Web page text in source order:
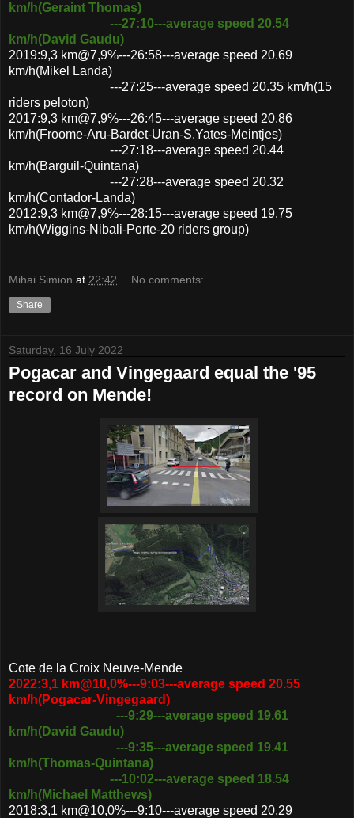
km/h(Geraint Thomas)
---27:10---average speed 20.54
km/h(David Gaudu)
2019:9,3 km@7,9%---26:58---average speed 20.69
km/h(Mikel Landa)
---27:25---average speed 20.35 km/h(15
riders peloton)
2017:9,3 km@7,9%---26:45---average speed 20.86
km/h(Froome-Aru-Bardet-Uran-S.Yates-Meintjes)
---27:18---average speed 20.44
km/h(Barguil-Quintana)
---27:28---average speed 20.32
km/h(Contador-Landa)
2012:9,3 km@7,9%---28:15---average speed 19.75
km/h(Wiggins-Nibali-Porte-20 riders group)
Mihai Simion at 22:42 No comments:
Share
Saturday, 16 July 2022
Pogacar and Vingegaard equal the '95
record on Mende!
Cote de la Croix Neuve-Mende
2022:3,1 km@10,0%---9:03---average speed 20.55
km/h(Pogacar-Vingegaard)
---9:29---average speed 19.61
km/h(David Gaudu)
---9:35---average speed 19.41
km/h(Thomas-Quintana)
---10:02---average speed 18.54
km/h(Michael Matthews)
2018:3,1 km@10,0%---9:10---average speed 20.29